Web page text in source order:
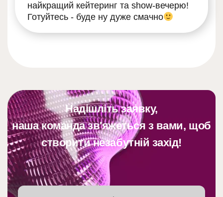
найкращий кейтеринг та show-вечерю!
Готуйтесь - буде ну дуже смачно
Надішліть заявку,
наша команда зв'яжеться з вами, щоб
створити незабутній захід!